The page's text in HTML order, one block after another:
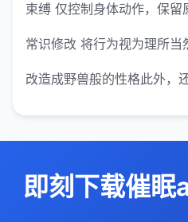
束缚 仅控制身体动作，保留
常识修改 将行为视为理所当
改造成野兽般的性格此外，
即刻下载催眠